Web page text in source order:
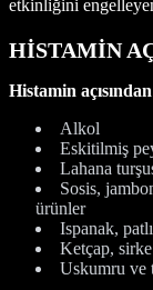
etkinliğini
HİSTAMİN
Histamin
Alkol
Eskitilmiş
Lahana
Sosis,
ürünler
Ispanak,
Ketçap, sirke
Uskumru ve